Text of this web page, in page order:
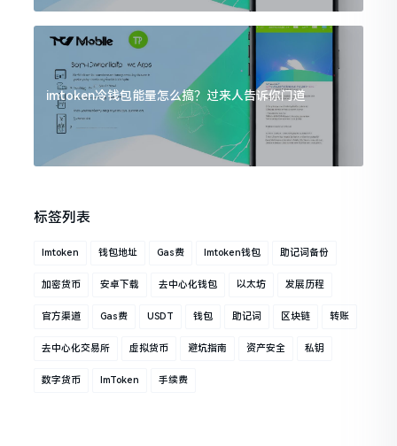
imtoken冷钱包能量怎么搞？过来人告诉你门道
标签列表
Imtoken 钱包地址 Gas费 Imtoken钱包 助记词备份
加密货币 安卓下载 去中心化钱包 以太坊 发展历程
官方渠道 Gas费 USDT 钱包 助记词 区块链 转账
去中心化交易所 虚拟货币 避坑指南 资产安全 私钥
数字货币 ImToken 手续费